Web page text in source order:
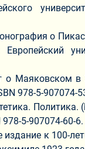
о
Маяковском в
978-5-907074-
5-907074-60-6.
к 100-